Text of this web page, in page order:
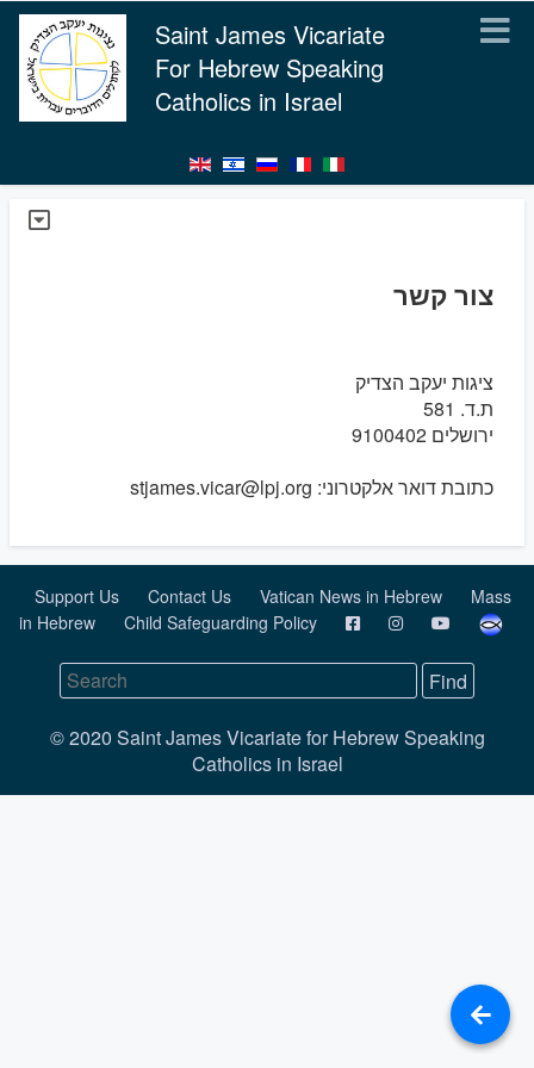
Saint James Vicariate
For Hebrew Speaking
Catholics in Israel
צור קשר
ציגות יעקב הצדיק
ת.ד. 581
ירושלים 9100402
כתובת דואר אלקטרוני: stjames.vicar@lpj.org
Support Us Contact Us Vatican News in Hebrew
Mass
in Hebrew
Child Safeguarding Policy
© 2020 Saint James Vicariate for Hebrew Speaking
Catholics in Israel